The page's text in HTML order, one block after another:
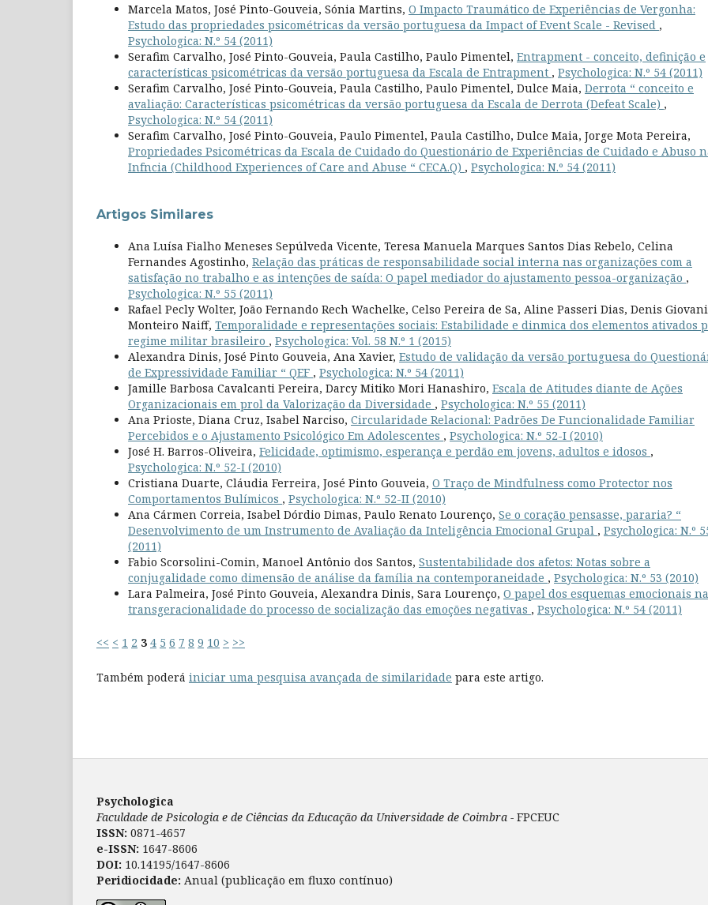
Marcela Matos, José Pinto-Gouveia, Sónia Martins, O Impacto Traumático de Experiências de Vergonha:
Estudo das propriedades psicométricas da versão portuguesa da Impact of Event Scale - Revised ,
Psychologica: N.º 54 (2011)
Serafim Carvalho, José Pinto-Gouveia, Paula Castilho, Paulo Pimentel, Entrapment - conceito, definição e
características psicométricas da versão portuguesa da Escala de Entrapment , Psychologica: N.º 54 (2011)
Serafim Carvalho, José Pinto-Gouveia, Paula Castilho, Paulo Pimentel, Dulce Maia, Derrota “ conceito e
avaliação: Características psicométricas da versão portuguesa da Escala de Derrota (Defeat Scale) ,
Psychologica: N.º 54 (2011)
Serafim Carvalho, José Pinto-Gouveia, Paulo Pimentel, Paula Castilho, Dulce Maia, Jorge Mota Pereira,
Propriedades Psicométricas da Escala de Cuidado do Questionário de Experiências de Cuidado e Abuso
Infncia (Childhood Experiences of Care and Abuse “ CECA.Q) , Psychologica: N.º 54 (2011)
Artigos Similares
Ana Luísa Fialho Meneses Sepúlveda Vicente, Teresa Manuela Marques Santos Dias Rebelo, Celina
Fernandes Agostinho, Relação das práticas de responsabilidade social interna nas organizações com a
satisfação no trabalho e as intenções de saída: O papel mediador do ajustamento pessoa-organização ,
Psychologica: N.º 55 (2011)
Rafael Pecly Wolter, João Fernando Rech Wachelke, Celso Pereira de Sa, Aline Passeri Dias, Denis Giovani
Monteiro Naiff, Temporalidade e representações sociais: Estabilidade e dinmica dos elementos ativados
regime militar brasileiro , Psychologica: Vol. 58 N.º 1 (2015)
Alexandra Dinis, José Pinto Gouveia, Ana Xavier, Estudo de validação da versão portuguesa do
de Expressividade Familiar “ QEF , Psychologica: N.º 54 (2011)
Jamille Barbosa Cavalcanti Pereira, Darcy Mitiko Mori Hanashiro, Escala de Atitudes diante de Ações
Organizacionais em prol da Valorização da Diversidade , Psychologica: N.º 55 (2011)
Ana Prioste, Diana Cruz, Isabel Narciso, Circularidade Relacional: Padrões De Funcionalidade Familiar
Percebidos e o Ajustamento Psicológico Em Adolescentes , Psychologica: N.º 52-I (2010)
José H. Barros-Oliveira, Felicidade, optimismo, esperança e perdão em jovens, adultos e idosos ,
Psychologica: N.º 52-I (2010)
Cristiana Duarte, Cláudia Ferreira, José Pinto Gouveia, O Traço de Mindfulness como Protector nos
Comportamentos Bulímicos , Psychologica: N.º 52-II (2010)
Ana Cármen Correia, Isabel Dórdio Dimas, Paulo Renato Lourenço, Se o coração pensasse, pararia? “
Desenvolvimento de um Instrumento de Avaliação da Inteligência Emocional Grupal , Psychologica: N.º
(2011)
Fabio Scorsolini-Comin, Manoel Antônio dos Santos, Sustentabilidade dos afetos: Notas sobre a
conjugalidade como dimensão de análise da família na contemporaneidade , Psychologica: N.º 53 (2010)
Lara Palmeira, José Pinto Gouveia, Alexandra Dinis, Sara Lourenço, O papel dos esquemas emocionais na
transgeracionalidade do processo de socialização das emoções negativas , Psychologica: N.º 54 (2011)
<< < 1 2 3 4 5 6 7 8 9 10 > >>
Também poderá iniciar uma pesquisa avançada de similaridade para este artigo.
Psychologica
Faculdade de Psicologia e de Ciências da Educação da Universidade de Coimbra - FPCEUC
ISSN: 0871-4657
e-ISSN: 1647-8606
DOI: 10.14195/1647-8606
Peridiocidade: Anual (publicação em fluxo contínuo)